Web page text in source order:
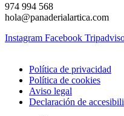
974 994 568
hola@panaderialartica.com
Instagram Facebook
Política de privacidad
Política de cookies
Aviso legal
Declaración de